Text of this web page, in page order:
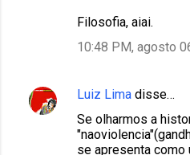
i
Filosofia, aiai.
10:48 PM, agosto
Luiz Lima disse…
Se olharmos a
se apresenta como